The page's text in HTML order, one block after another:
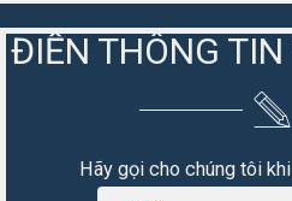
ĐIỀN THÔNG
Hãy gọi cho chúng tôi